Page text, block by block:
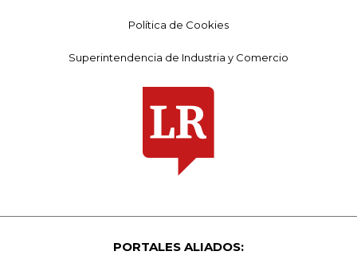
Política de Cookies
Superintendencia de Industria y Comercio
PORTALES ALIADOS: